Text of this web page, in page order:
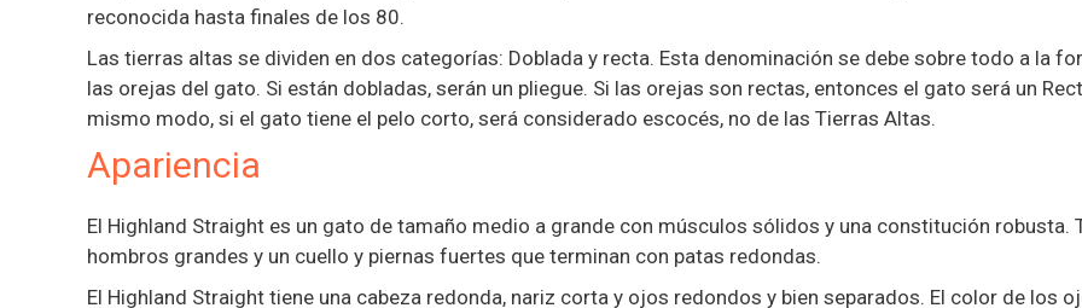
reconocida hasta finales de los 80.
Las tierras altas se dividen en dos categorías: Doblada y recta. Esta denominación se debe sobre todo a la
las orejas del gato. Si están dobladas, serán un pliegue. Si las orejas son rectas, entonces el gato será un
mismo modo, si el gato tiene el pelo corto, será considerado escocés, no de las Tierras Altas.
Apariencia
El Highland Straight es un gato de tamaño medio a grande con músculos sólidos y una constitución robusta.
hombros grandes y un cuello y piernas fuertes que terminan con patas redondas.
El Highland Straight tiene una cabeza redonda, nariz corta y ojos redondos y bien separados. El color de los